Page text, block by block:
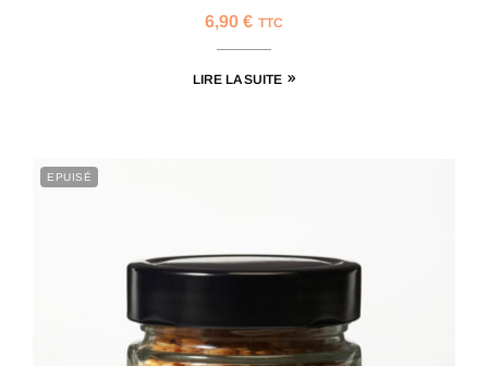
6,90 € TTC
LIRE LA SUITE
EPUISÉ